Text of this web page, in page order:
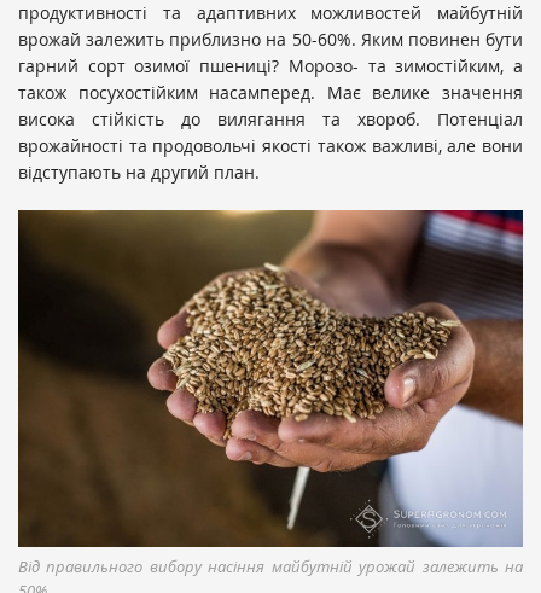
продуктивності та адаптивних можливостей майбутній
врожай залежить приблизно на 50-60%. Яким повинен бути
гарний сорт озимої пшениці? Морозо- та зимостійким, а
також посухостійким насамперед. Має велике значення
висока стійкість до вилягання та хвороб. Потенціал
врожайності та продовольчі якості також важливі, але вони
відступають на другий план.
Від правильного вибору насіння майбутній урожай залежить на